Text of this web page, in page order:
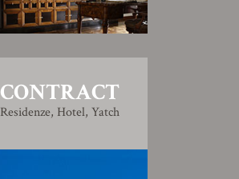
CONTRACT
Residenze, Hotel, Yatch